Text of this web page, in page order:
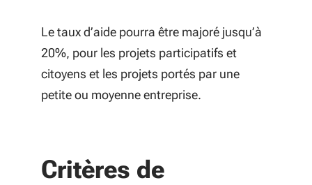
Le taux d’aide pourra être majoré jusqu’à
20%, pour les projets participatifs et
citoyens et les projets portés par une
petite ou moyenne entreprise.
Critères de